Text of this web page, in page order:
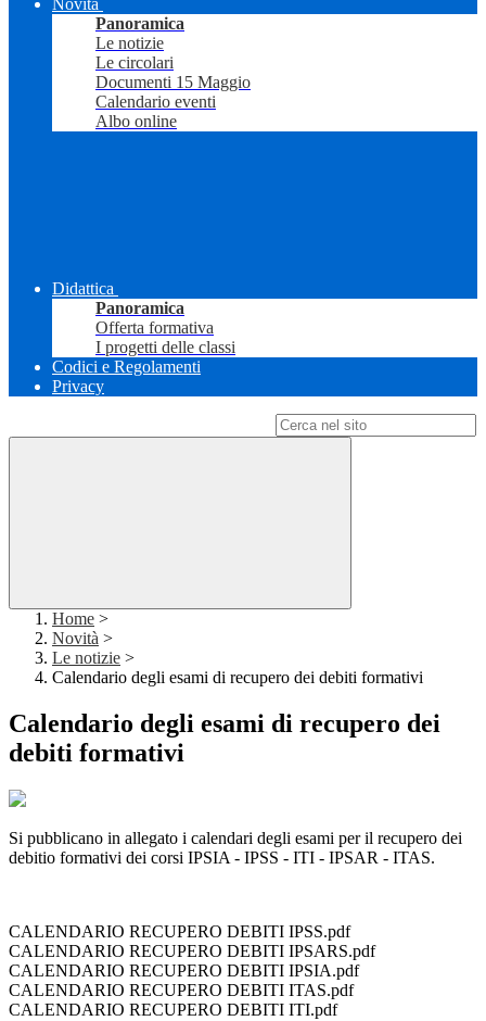
Novità
Panoramica
Le notizie
Le circolari
Documenti 15 Maggio
Calendario eventi
Albo online
Didattica
Panoramica
Offerta formativa
I progetti delle classi
Codici e Regolamenti
Privacy
Home >
Novità >
Le notizie >
Calendario degli esami di recupero dei debiti formativi
Calendario degli esami di recupero dei
debiti formativi
Si pubblicano in allegato i calendari degli esami per il recupero dei
debitio formativi dei corsi IPSIA - IPSS - ITI - IPSAR - ITAS.
CALENDARIO RECUPERO DEBITI IPSS.pdf
CALENDARIO RECUPERO DEBITI IPSARS.pdf
CALENDARIO RECUPERO DEBITI IPSIA.pdf
CALENDARIO RECUPERO DEBITI ITAS.pdf
CALENDARIO RECUPERO DEBITI ITI.pdf